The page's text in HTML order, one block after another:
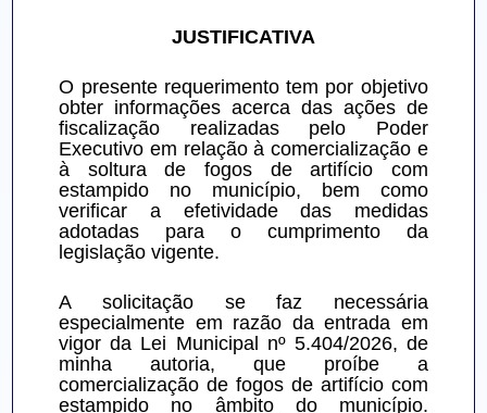
JUSTIFICATIVA
O presente requerimento tem por objetivo
obter informações acerca das ações de
fiscalização realizadas pelo Poder
Executivo em relação à comercialização e
à soltura de fogos de artifício com
estampido no município, bem como
verificar a efetividade das medidas
adotadas para o cumprimento da
legislação vigente.
A solicitação se faz necessária
especialmente em razão da entrada em
vigor da Lei Municipal nº 5.404/2026, de
minha autoria, que proíbe a
comercialização de fogos de artifício com
estampido no âmbito do município.